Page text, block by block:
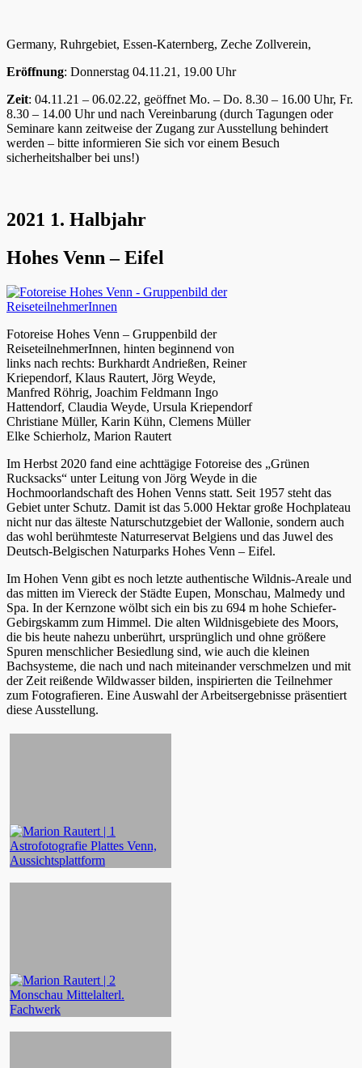
Germany, Ruhrgebiet, Essen-Katernberg, Zeche Zollverein,
Eröffnung: Donnerstag 04.11.21, 19.00 Uhr
Zeit: 04.11.21 – 06.02.22, geöffnet Mo. – Do. 8.30 – 16.00 Uhr, Fr.
8.30 – 14.00 Uhr und nach Vereinbarung (durch Tagungen oder
Seminare kann zeitweise der Zugang zur Ausstellung behindert
werden – bitte informieren Sie sich vor einem Besuch
sicherheitshalber bei uns!)
2021 1. Halbjahr
Hohes Venn – Eifel
Fotoreise Hohes Venn – Gruppenbild der
ReiseteilnehmerInnen, hinten beginnend von
links nach rechts: Burkhardt Andrießen, Reiner
Kriependorf, Klaus Rautert, Jörg Weyde,
Manfred Röhrig, Joachim Feldmann Ingo
Hattendorf, Claudia Weyde, Ursula Kriependorf
Christiane Müller, Karin Kühn, Clemens Müller
Elke Schierholz, Marion Rautert
Im Herbst 2020 fand eine achttägige Fotoreise des „Grünen
Rucksacks“ unter Leitung von Jörg Weyde in die
Hochmoorlandschaft des Hohen Venns statt. Seit 1957 steht das
Gebiet unter Schutz. Damit ist das 5.000 Hektar große Hochplateau
nicht nur das älteste Naturschutzgebiet der Wallonie, sondern auch
das wohl berühmteste Naturreservat Belgiens und das Juwel des
Deutsch-Belgischen Naturparks Hohes Venn – Eifel.
Im Hohen Venn gibt es noch letzte authentische Wildnis-Areale und
das mitten im Viereck der Städte Eupen, Monschau, Malmedy und
Spa. In der Kernzone wölbt sich ein bis zu 694 m hohe Schiefer-
Gebirgskamm zum Himmel. Die alten Wildnisgebiete des Moors,
die bis heute nahezu unberührt, ursprünglich und ohne größere
Spuren menschlicher Besiedlung sind, wie auch die kleinen
Bachsysteme, die nach und nach miteinander verschmelzen und mit
der Zeit reißende Wildwasser bilden, inspirierten die Teilnehmer
zum Fotografieren. Eine Auswahl der Arbeitsergebnisse präsentiert
diese Ausstellung.